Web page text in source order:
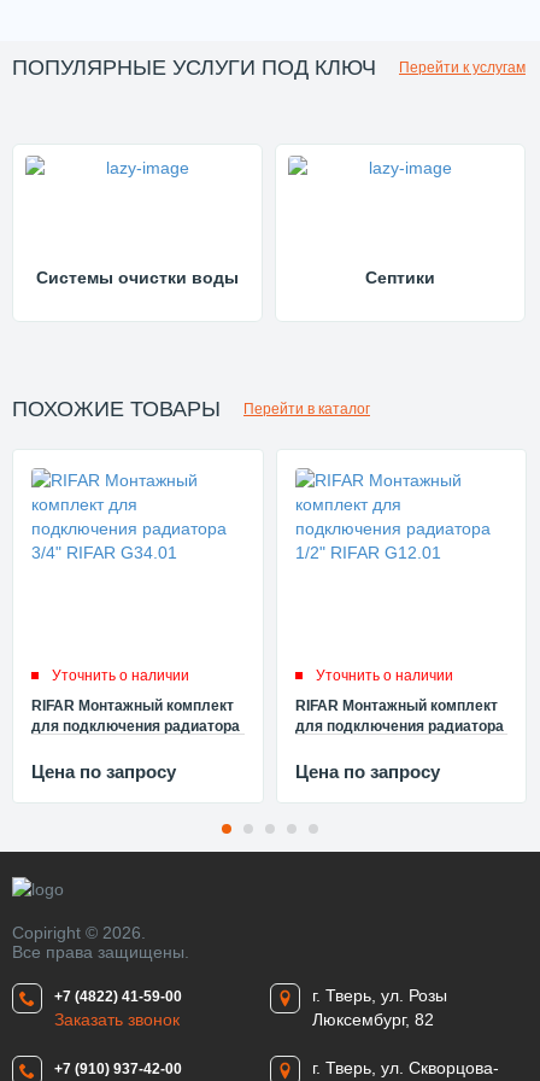
ПОПУЛЯРНЫЕ УСЛУГИ ПОД КЛЮЧ Перейти к услугам
Системы очистки воды Септики
ПОХОЖИЕ ТОВАРЫ Перейти в каталог
Уточнить о наличии
RIFAR Монтажный комплект
для подключения радиатора
Цена по запросу
Уточнить о наличии
RIFAR Монтажный комплект
для подключения радиатора
Цена по запросу
Copiright © 2026.
Все права защищены.
+7 (4822) 41-59-00
Заказать звонок
г. Тверь, ул. Розы
Люксембург, 82
+7 (910) 937-42-00 г. Тверь, ул. Скворцова-